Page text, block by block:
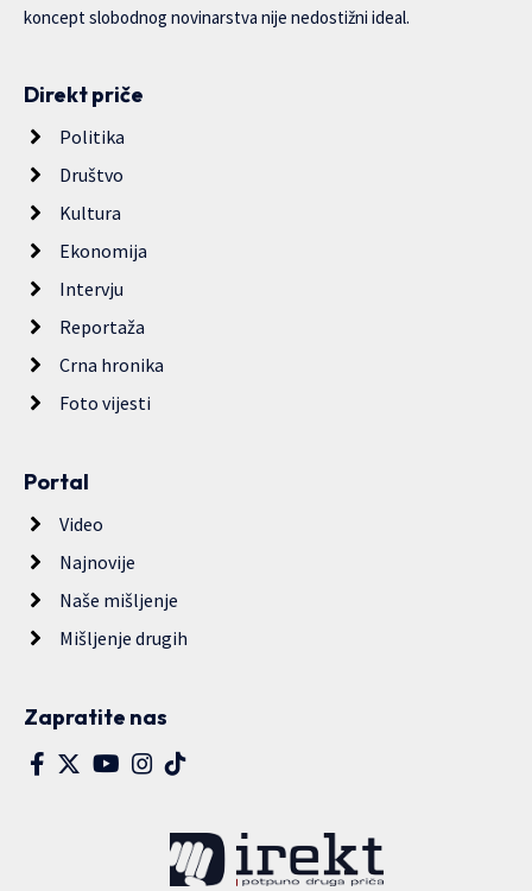
koncept slobodnog novinarstva nije nedostižni ideal.
Direkt priče
Politika
Društvo
Kultura
Ekonomija
Intervju
Reportaža
Crna hronika
Foto vijesti
Portal
Video
Najnovije
Naše mišljenje
Mišljenje drugih
Zapratite nas